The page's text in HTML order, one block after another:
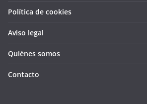
Política de cookies
Aviso legal
Quiénes somos
Contacto